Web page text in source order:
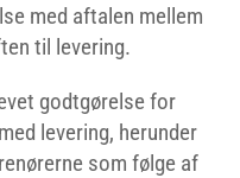
med aftalen mellem
til levering.
godtgørelse for
levering, herunder
som følge af